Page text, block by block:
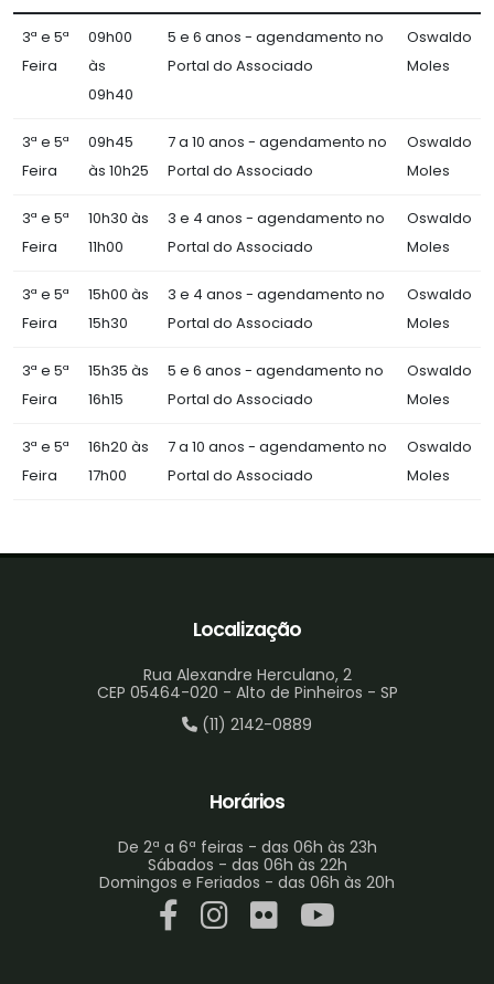
3ª e 5ª
Feira
09h00
às
09h40
5 e 6 anos - agendamento no
Portal do Associado
Oswaldo
Moles
3ª e 5ª
Feira
09h45
às 10h25
7 a 10 anos - agendamento no
Portal do Associado
Oswaldo
Moles
3ª e 5ª
Feira
10h30 às
11h00
3 e 4 anos - agendamento no
Portal do Associado
Oswaldo
Moles
3ª e 5ª
Feira
15h00 às
15h30
3 e 4 anos - agendamento no
Portal do Associado
Oswaldo
Moles
3ª e 5ª
Feira
15h35 às
16h15
5 e 6 anos - agendamento no
Portal do Associado
Oswaldo
Moles
3ª e 5ª
Feira
16h20 às
17h00
7 a 10 anos - agendamento no
Portal do Associado
Oswaldo
Moles
Localização
Rua Alexandre Herculano, 2
CEP 05464-020 - Alto de Pinheiros - SP
(11) 2142-0889
Horários
De 2ª a 6ª feiras - das 06h às 23h
Sábados - das 06h às 22h
Domingos e Feriados - das 06h às 20h